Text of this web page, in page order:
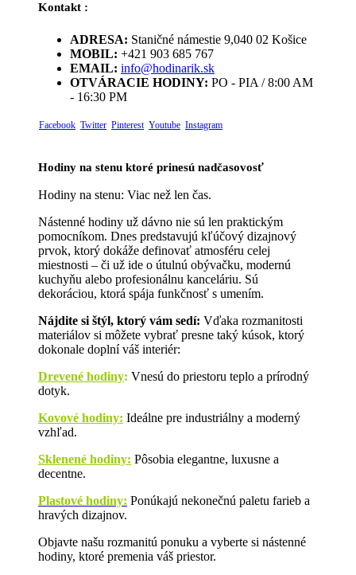
Kontakt :
ADRESA: Staničné námestie 9,040 02 Košice
MOBIL: +421 903 685 767
EMAIL: info@hodinarik.sk
OTVÁRACIE HODINY: PO - PIA / 8:00 AM
- 16:30 PM
Facebook Twitter Pinterest Youtube Instagram
Hodiny na stenu ktoré prinesú nadčasovosť
Hodiny na stenu: Viac než len čas.
Nástenné hodiny už dávno nie sú len praktickým
pomocníkom. Dnes predstavujú kľúčový dizajnový
prvok, ktorý dokáže definovať atmosféru celej
miestnosti – či už ide o útulnú obývačku, modernú
kuchyňu alebo profesionálnu kanceláriu. Sú
dekoráciou, ktorá spája funkčnosť s umením.
Nájdite si štýl, ktorý vám sedí: Vďaka rozmanitosti
materiálov si môžete vybrať presne taký kúsok, ktorý
dokonale doplní váš interiér:
Drevené hodiny: Vnesú do priestoru teplo a prírodný
dotyk.
Kovové hodiny: Ideálne pre industriálny a moderný
vzhľad.
Sklenené hodiny: Pôsobia elegantne, luxusne a
decentne.
Plastové hodiny: Ponúkajú nekonečnú paletu farieb a
hravých dizajnov.
Objavte našu rozmanitú ponuku a vyberte si nástenné
hodiny, ktoré premenia váš priestor.